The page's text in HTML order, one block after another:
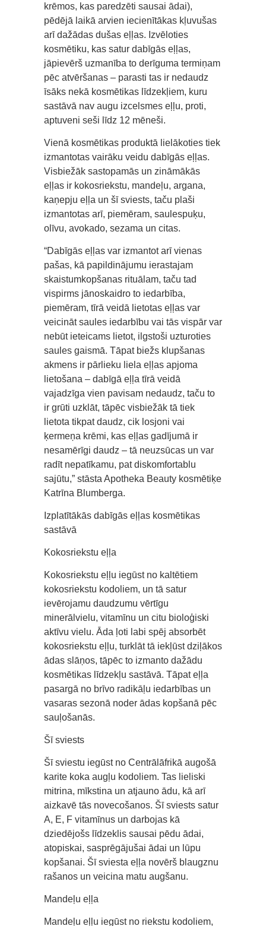
krēmos, kas paredzēti sausai ādai),
pēdējā laikā arvien iecienītākas kļuvušas
arī dažādas dušas eļļas. Izvēloties
kosmētiku, kas satur dabīgās eļļas,
jāpievērš uzmanība to derīguma termiņam
pēc atvēršanas – parasti tas ir nedaudz
īsāks nekā kosmētikas līdzekļiem, kuru
sastāvā nav augu izcelsmes eļļu, proti,
aptuveni seši līdz 12 mēneši.
Vienā kosmētikas produktā lielākoties tiek
izmantotas vairāku veidu dabīgās eļļas.
Visbiežāk sastopamās un zināmākās
eļļas ir kokosriekstu, mandeļu, argana,
kaņepju eļļa un šī sviests, taču plaši
izmantotas arī, piemēram, saulespuķu,
olīvu, avokado, sezama un citas.
“Dabīgās eļļas var izmantot arī vienas
pašas, kā papildinājumu ierastajam
skaistumkopšanas rituālam, taču tad
vispirms jānoskaidro to iedarbība,
piemēram, tīrā veidā lietotas eļļas var
veicināt saules iedarbību vai tās vispār var
nebūt ieteicams lietot, ilgstoši uzturoties
saules gaismā. Tāpat biežs klupšanas
akmens ir pārlieku liela eļļas apjoma
lietošana – dabīgā eļļa tīrā veidā
vajadzīga vien pavisam nedaudz, taču to
ir grūti uzklāt, tāpēc visbiežāk tā tiek
lietota tikpat daudz, cik losjoni vai
ķermeņa krēmi, kas eļļas gadījumā ir
nesamērīgi daudz – tā neuzsūcas un var
radīt nepatīkamu, pat diskomfortablu
sajūtu,” stāsta Apotheka Beauty kosmētiķe
Katrīna Blumberga.
Izplatītākās dabīgās eļļas kosmētikas
sastāvā
Kokosriekstu eļļa
Kokosriekstu eļļu iegūst no kaltētiem
kokosriekstu kodoliem, un tā satur
ievērojamu daudzumu vērtīgu
minerālvielu, vitamīnu un citu bioloģiski
aktīvu vielu. Āda ļoti labi spēj absorbēt
kokosriekstu eļļu, turklāt tā iekļūst dziļākos
ādas slāņos, tāpēc to izmanto dažādu
kosmētikas līdzekļu sastāvā. Tāpat eļļa
pasargā no brīvo radikāļu iedarbības un
vasaras sezonā noder ādas kopšanā pēc
sauļošanās.
Šī sviests
Šī sviestu iegūst no Centrālāfrikā augošā
karite koka augļu kodoliem. Tas lieliski
mitrina, mīkstina un atjauno ādu, kā arī
aizkavē tās novecošanos. Šī sviests satur
A, E, F vitamīnus un darbojas kā
dziedējošs līdzeklis sausai pēdu ādai,
atopiskai, sasprēgājušai ādai un lūpu
kopšanai. Šī sviesta eļļa novērš blaugznu
rašanos un veicina matu augšanu.
Mandeļu eļļa
Mandeļu eļļu iegūst no riekstu kodoliem,